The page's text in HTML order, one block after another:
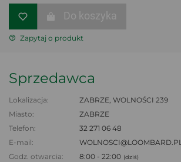
Do koszyka
Zapytaj o produkt
Sprzedawca
Lokalizacja:
ZABRZE, WOLNOŚCI 239
Miasto:
ZABRZE
Telefon:
32 271 06 48
E-mail:
WOLNOSCI@LOOMBARD.PL
Godz. otwarcia:
8:00 - 22:00 (dziś)